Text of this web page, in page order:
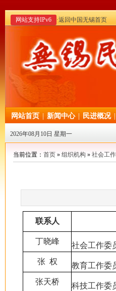
网站支持IPv6 ·返回中国无锡首页
网站首页 新闻中心 民进概况
2026年08月10日 星期一
当前位置： 首页 » 组织机构 » 社会工
联系人
丁晓峰 社会工作委
张 权
教育工作委
张天桥
科技工作委